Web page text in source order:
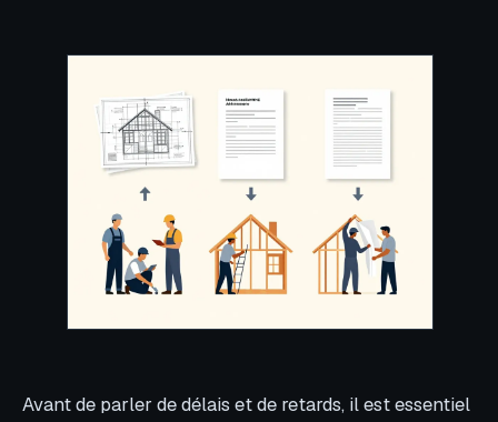
Avant de parler de délais et de retards, il est essentiel